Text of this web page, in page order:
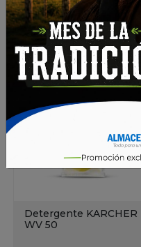
Productos Maquinarias
Rep. y Acc. Hidrolavadoras
Detergente KARCHER
WV 50